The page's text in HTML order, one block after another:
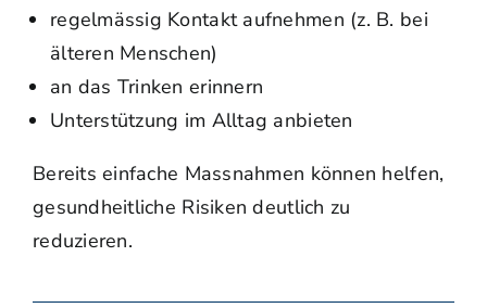
regelmässig Kontakt aufnehmen (z. B. bei
älteren Menschen)
an das Trinken erinnern
Unterstützung im Alltag anbieten
Bereits einfache Massnahmen können helfen,
gesundheitliche Risiken deutlich zu
reduzieren.